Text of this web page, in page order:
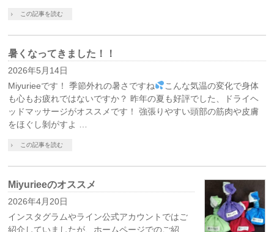
この記事を読む
暑くなってきました！！
2026年5月14日
Miyurieeです！ 季節外れの暑さですね
こんな気温の変化で身体
も心もお疲れではないですか？ 昨年の夏も好評でした、ドライヘ
ッドマッサージがオススメです！ 強張りやすい頭部の筋肉や皮膚
をほぐし剝がすよ …
この記事を読む
Miyurieeのオススメ
2026年4月20日
インスタグラムやライン公式アカウントではご
紹介していましたが、ホームページでのご紹